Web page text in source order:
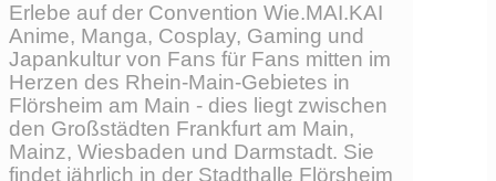
Erlebe auf der Convention Wie.MAI.KAI
Anime, Manga, Cosplay, Gaming und
Japankultur von Fans für Fans mitten im
Herzen des Rhein-Main-Gebietes in
Flörsheim am Main - dies liegt zwischen
den Großstädten Frankfurt am Main,
Mainz, Wiesbaden und Darmstadt. Sie
findet jährlich in der Stadthalle Flörsheim